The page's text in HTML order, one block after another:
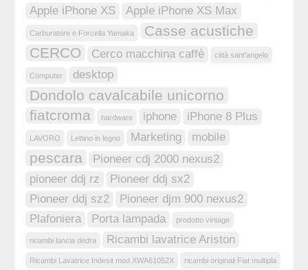
Apple iPhone XS
Apple iPhone XS Max
Carburatore e Forcella Yamaka
Casse acustiche
CERCO
Cerco macchina caffè città sant'angelo
Computer desktop
Dondolo cavalcabile unicorno
fiatcroma
hardware iphone iPhone 8 Plus
LAVORO Lettino in legno Marketing mobile
pescara
Pioneer cdj 2000 nexus2
pioneer ddj rz
Pioneer ddj sx2
Pioneer ddj sz2
Pioneer djm 900 nexus2
Plafoniera
Porta lampada prodotto vintage
ricambi lancia dedra Ricambi lavatrice Ariston
Ricambi Lavatrice Indesit mod.XWA61052X ricambi originali Fiat multipla